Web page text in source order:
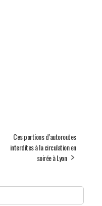
Ces portions d’autoroutes
interdites à la circulation en
soirée à Lyon